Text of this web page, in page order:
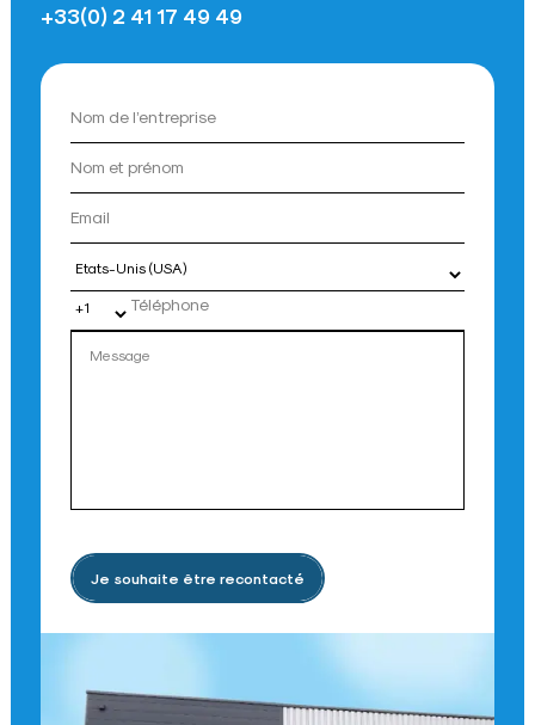
+33(0) 2 41 17 49 49
Je souhaite être recontacté